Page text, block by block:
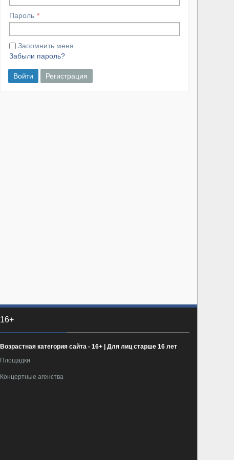
Пароль
Запомнить меня
Забыли пароль?
Войти Регистрация
16+
Возрастная категория сайта - 16+ | Для лиц старше 16 лет
Площадки
Концертные агенства